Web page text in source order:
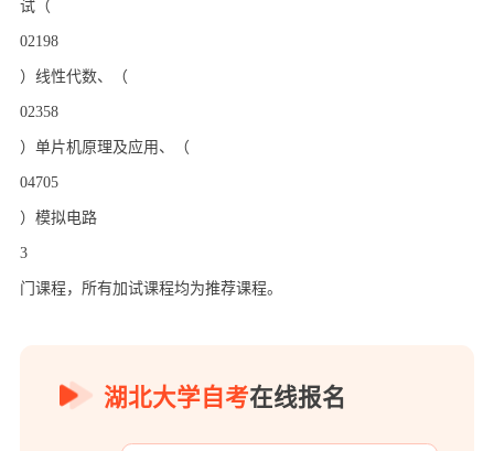
试（
02198
）线性代数、（
02358
）单片机原理及应用、（
04705
）模拟电路
3
门课程，所有加试课程均为推荐课程。
湖北大学自考在线报名